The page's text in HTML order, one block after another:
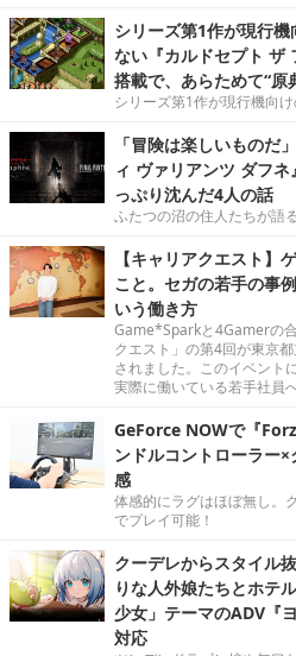
シリーズ第1作が現行
ない『カルドセプト ザ
搭載で、あらためて“原
シリーズ第1作が現行機向
「冒険は楽しいものだ
ィ ヴァリアンツ ダフ
っぷり沈んだ4人の話
ふたつの沼の住人たちが語
【キャリアクエスト】
こと。セガの若手の事
いう働き方
Game*Sparkと4Gamerの
クエスト」の第4回が東京
されました。このイベント
実際に働いている若手社員
GeForce NOWで『
ンドルコントローラー
感
体感的にラグはほぼ無し。
でプレイ可能！
クーデレからスタイル
りな人外娘たちとホテ
少女」テーマのADV『
対応